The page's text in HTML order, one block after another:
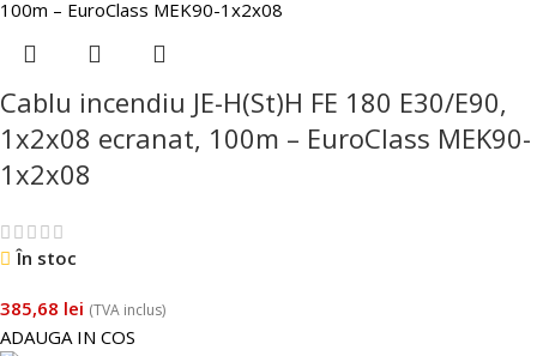
Cablu incendiu JE-H(St)H FE 180 E30/E90,
1x2x08 ecranat, 100m – EuroClass MEK90-
1x2x08
În stoc
385,68 lei (TVA inclus)
ADAUGA IN COS